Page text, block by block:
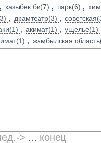
, казыбек би(7) , парк(6) ,
, драмтеатр(3) ,
, акимат(1) , ущелье(1)
, жамбылская
> ... конец